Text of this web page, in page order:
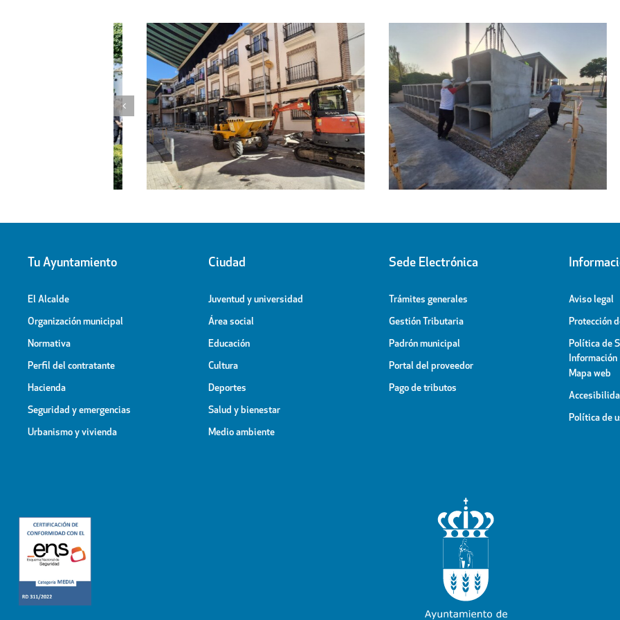
Obras de ampliación del
Cementerio-Tanatorio Municipal
Regresa a sus hogares el centenar
de personas acogidas en el
Pabellón Cubierto
Tu Ayuntamiento
El Alcalde
Organización municipal
Normativa
Perfil del contratante
Hacienda
Seguridad y emergencias
Urbanismo y vivienda
Ciudad
Juventud y universidad
Área social
Educación
Cultura
Deportes
Salud y bienestar
Medio ambiente
Sede Electrónica
Trámites generales
Gestión Tributaria
Padrón municipal
Portal del proveedor
Pago de tributos
Aviso legal
Protección
Política de
Información
Mapa web
Política de